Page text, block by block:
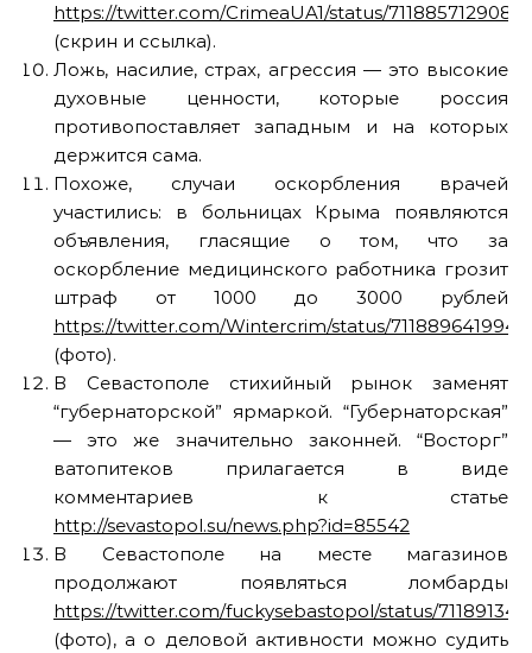
https://twitter.com/CrimeaUA1/status/
(скрин и ссылка).
Ложь, насилие, страх, агрессия — это высокие
духовные ценности, которые россия
противопоставляет западным и на которых
держится сама.
Похоже, случаи оскорбления врачей
участились: в больницах Крыма появляются
объявления, гласящие о том, что за
оскорбление медицинского работника грозит
штраф от 1000 до 3000 рублей
https://twitter.com/Wintercrim/status/
(фото).
В Севастополе стихийный рынок заменят
“губернаторской” ярмаркой. “Губернаторская”
— это же значительно законней. “Восторг”
ватопитеков прилагается в виде
комментариев к статье
http://sevastopol.su/news.php?id=85542
В Севастополе на месте магазинов
продолжают появляться ломбарды
https://twitter.com/fuckysebastopol/status/
(фото), а о деловой активности можно судить